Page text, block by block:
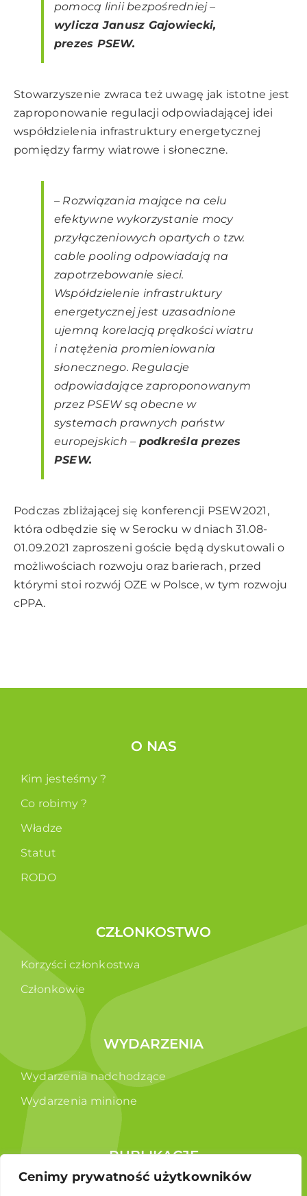
Cenimy prywatność użytkowników
pomocą linii bezpośredniej–
wylicza Janusz Gajowiecki,
prezes PSEW.
Stowarzyszenie zwraca też uwagę jak istotne jest
zaproponowanie regulacji odpowiadającej idei
współdzielenia infrastruktury energetycznej
pomiędzy farmy wiatrowe i słoneczne.
– Rozwiązania mające na celu
efektywne wykorzystanie mocy
przyłączeniowych opartych o tzw.
cable pooling odpowiadają na
zapotrzebowanie sieci.
Współdzielenie infrastruktury
energetycznej jest uzasadnione
ujemną korelacją prędkości wiatru
i natężenia promieniowania
słonecznego. Regulacje
odpowiadające zaproponowanym
przez PSEW są obecne w
systemach prawnych państw
europejskich – podkreśla prezes
PSEW.
Podczas zbliżającej się konferencji PSEW2021 ,
która odbędzie się w Serocku w dniach 31.08-
01.09.2021 zaproszeni goście będą dyskutowali o
możliwościach rozwoju oraz barierach, przed
którymi stoi rozwój OZE w Polsce, w tym rozwoju
cPPA.
O NAS
Kim jesteśmy ?
Co robimy ?
Władze
Statut
RODO
CZŁONKOSTWO
Korzyści członkostwa
Członkowie
WYDARZENIA
Wydarzenia nadchodzące
Wydarzenia minione
PUBLIKACJE